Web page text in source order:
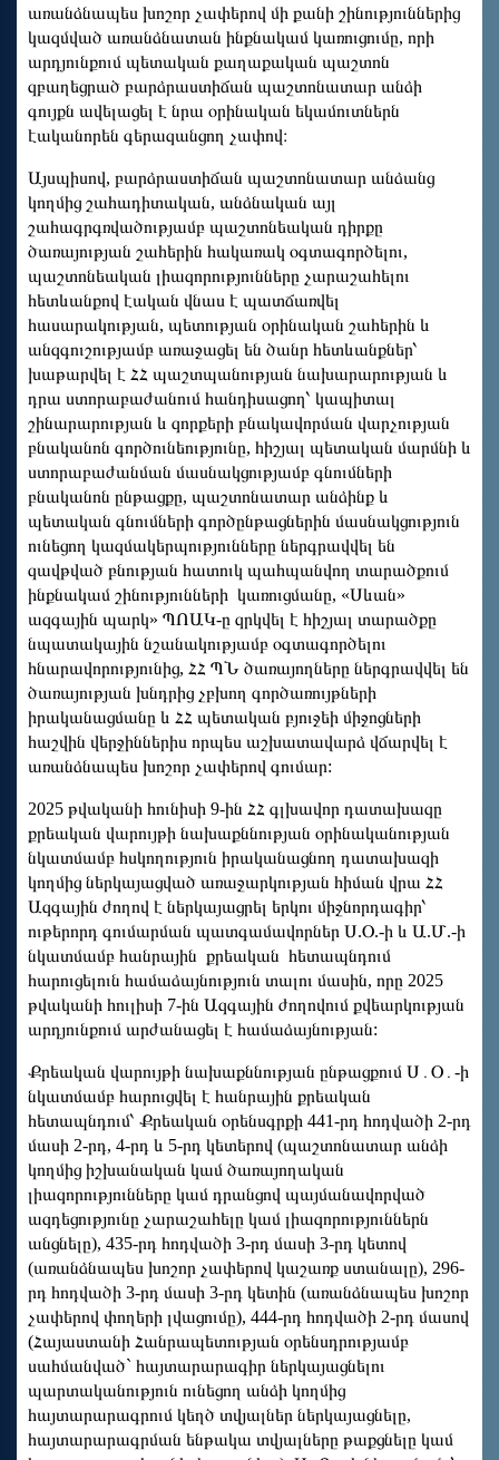
առանձնապես խոշոր չափերով մի քանի շինություններից
կազմված առանձնատան ինքնակամ կառուցումը, որի
արդյունքում պետական քաղաքական պաշտոն
զբաղեցրած բարձրաստիճան պաշտոնատար անձի
գույքն ավելացել է նրա օրինական եկամուտներն
էականորեն գերազանցող չափով։
Այսպիսով, բարձրաստիճան պաշտոնատար անձանց
կողմից շահադիտական, անձնական այլ
շահագրգռվածությամբ պաշտոնեական դիրքը
ծառայության շահերին հակառակ օգտագործելու,
պաշտոնեական լիազորությունները չարաշահելու
հետևանքով էական վնաս է պատճառվել
հասարակության, պետության օրինական շահերին և
անզգուշությամբ առաջացել են ծանր հետևանքներ՝
խաթարվել է ՀՀ պաշտպանության նախարարության և
դրա ստորաբաժանում հանդիսացող՝ կապիտալ
շինարարության և զորքերի բնակավորման վարչության
բնականոն գործունեությունը, հիշյալ պետական մարմնի և
ստորաբաժանման մասնակցությամբ գնումների
բնականոն ընթացքը, պաշտոնատար անձինք և
պետական գնումների գործընթացներին մասնակցություն
ունեցող կազմակերպությունները ներգրավվել են
զավթված բնության հատուկ պահպանվող տարածքում
ինքնակամ շինությունների կառուցմանը, «Սևան»
ազգային պարկ» ՊՈԱԿ-ը զրկվել է հիշյալ տարածքը
նպատակային նշանակությամբ օգտագործելու
հնարավորությունից, ՀՀ ՊՆ ծառայողները ներգրավվել են
ծառայության խնդրից չբխող գործառույթների
իրականացմանը և ՀՀ պետական բյուջեի միջոցների
հաշվին վերջիններիս որպես աշխատավարձ վճարվել է
առանձնապես խոշոր չափերով գումար:
2025 թվականի հունիսի 9-ին ՀՀ գլխավոր դատախազը
քրեական վարույթի նախաքննության օրինականության
նկատմամբ հսկողություն իրականացնող դատախազի
կողմից ներկայացված առաջարկության հիման վրա ՀՀ
Ազգային ժողով է ներկայացրել երկու միջնորդագիր՝
ութերորդ գումարման պատգամավորներ Ս.Օ.-ի և Ա.Մ.-ի
նկատմամբ հանրային քրեական հետապնդում
հարուցելուն համաձայնություն տալու մասին, որը 2025
թվականի հուլիսի 7-ին Ազգային ժողովում քվեարկության
արդյունքում արժանացել է համաձայնության:
Քրեական վարույթի նախաքննության ընթացքում Ս․Օ․-ի
նկատմամբ հարուցվել է հանրային քրեական
հետապնդում՝ Քրեական օրենսգրքի 441-րդ հոդվածի 2-րդ
մասի 2-րդ, 4-րդ և 5-րդ կետերով (պաշտոնատար անձի
կողմից իշխանական կամ ծառայողական
լիազորությունները կամ դրանցով պայմանավորված
ազդեցությունը չարաշահելը կամ լիազորություններն
անցնելը), 435-րդ հոդվածի 3-րդ մասի 3-րդ կետով
(առանձնապես խոշոր չափերով կաշառք ստանալը), 296-
րդ հոդվածի 3-րդ մասի 3-րդ կետին (առանձնապես խոշոր
չափերով փողերի լվացումը), 444-րդ հոդվածի 2-րդ մասով
(Հայաստանի Հանրապետության օրենսդրությամբ
սահմանված` հայտարարագիր ներկայացնելու
պարտականություն ունեցող անձի կողմից
հայտարարագրում կեղծ տվյալներ ներկայացնելը,
հայտարարագրման ենթակա տվյալները թաքցնելը կամ